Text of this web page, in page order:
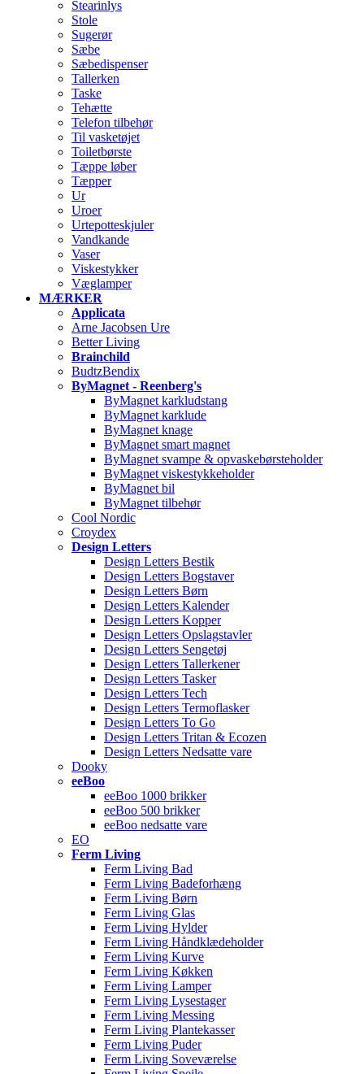
Stearinlys
Stole
Sugerør
Sæbe
Sæbedispenser
Tallerken
Taske
Tehætte
Telefon tilbehør
Til vasketøjet
Toiletbørste
Tæppe løber
Tæpper
Ur
Uroer
Urtepotteskjuler
Vandkande
Vaser
Viskestykker
Væglamper
MÆRKER
Applicata
Arne Jacobsen Ure
Better Living
Brainchild
BudtzBendix
ByMagnet - Reenberg's
ByMagnet karkludstang
ByMagnet karklude
ByMagnet knage
ByMagnet smart magnet
ByMagnet svampe & opvaskebørsteholder
ByMagnet viskestykkeholder
ByMagnet bil
ByMagnet tilbehør
Cool Nordic
Croydex
Design Letters
Design Letters Bestik
Design Letters Bogstaver
Design Letters Børn
Design Letters Kalender
Design Letters Kopper
Design Letters Opslagstavler
Design Letters Sengetøj
Design Letters Tallerkener
Design Letters Tasker
Design Letters Tech
Design Letters Termoflasker
Design Letters To Go
Design Letters Tritan & Ecozen
Design Letters Nedsatte vare
Dooky
eeBoo
eeBoo 1000 brikker
eeBoo 500 brikker
eeBoo nedsatte vare
EO
Ferm Living
Ferm Living Bad
Ferm Living Badeforhæng
Ferm Living Børn
Ferm Living Glas
Ferm Living Hylder
Ferm Living Håndklædeholder
Ferm Living Kurve
Ferm Living Køkken
Ferm Living Lamper
Ferm Living Lysestager
Ferm Living Messing
Ferm Living Plantekasser
Ferm Living Puder
Ferm Living Soveværelse